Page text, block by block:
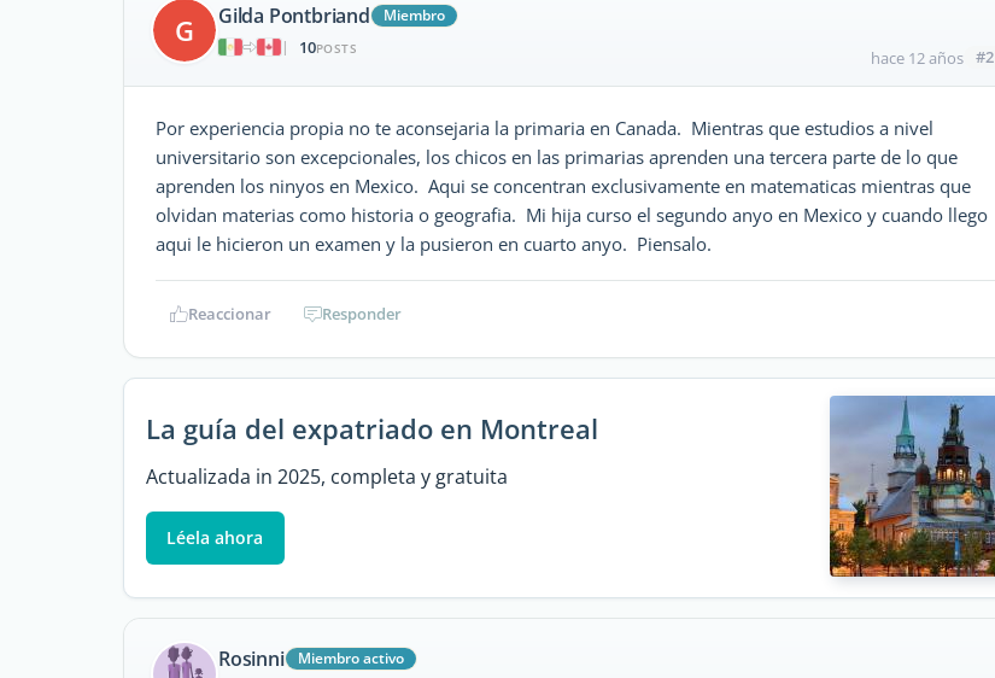
G Gilda Pontbriand
Miembro
|
10POSTS hace 12 años #2
Por experiencia propia no te aconsejaria la primaria en Canada. Mientras que estudios a nivel
universitario son excepcionales, los chicos en las primarias aprenden una tercera parte de lo que
aprenden los ninyos en Mexico. Aqui se concentran exclusivamente en matematicas mientras que
olvidan materias como historia o geografia. Mi hija curso el segundo anyo en Mexico y cuando llego
aqui le hicieron un examen y la pusieron en cuarto anyo. Piensalo.
Reaccionar Responder
La guía del expatriado en Montreal
Actualizada in 2025, completa y gratuita
Léela ahora
Rosinni
Miembro activo